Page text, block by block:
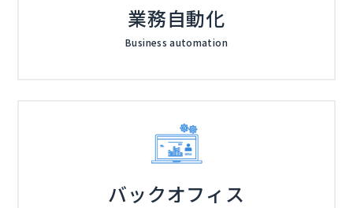
業務自動化
Business automation
バックオフィス